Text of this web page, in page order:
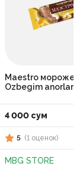
Maestro
Ozbegim anorlari
4 000 сум
5 (1 оценок)
MBG STORE